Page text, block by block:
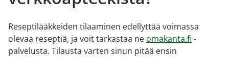
Reseptilääkkeiden tilaaminen edellyttää voimassa
olevaa reseptiä, ja voit tarkastaa ne omakanta.fi -
palvelusta. Tilausta varten sinun pitää ensin